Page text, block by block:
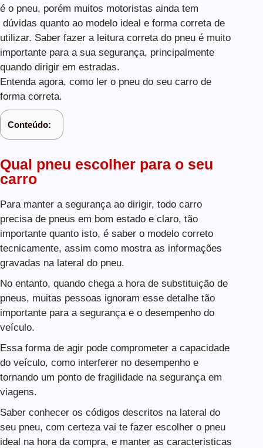
é o pneu, porém muitos motoristas ainda tem
dúvidas quanto ao modelo ideal e forma correta de
utilizar. Saber fazer a leitura correta do pneu é muito
importante para a sua segurança, principalmente
quando dirigir em estradas.
Entenda agora, como ler o pneu do seu carro de
forma correta.
Conteúdo:
Qual pneu escolher para o seu
carro
Para manter a segurança ao dirigir, todo carro
precisa de pneus em bom estado e claro, tão
importante quanto isto, é saber o modelo correto
tecnicamente, assim como mostra as informações
gravadas na lateral do pneu.
No entanto, quando chega a hora de substituição de
pneus, muitas pessoas ignoram esse detalhe tão
importante para a segurança e o desempenho do
veículo.
Essa forma de agir pode comprometer a capacidade
do veículo, como interferer no desempenho e
tornando um ponto de fragilidade na segurança em
viagens.
Saber conhecer os códigos descritos na lateral do
seu pneu, com certeza vai te fazer escolher o pneu
ideal na hora da compra, e manter as caracteristicas